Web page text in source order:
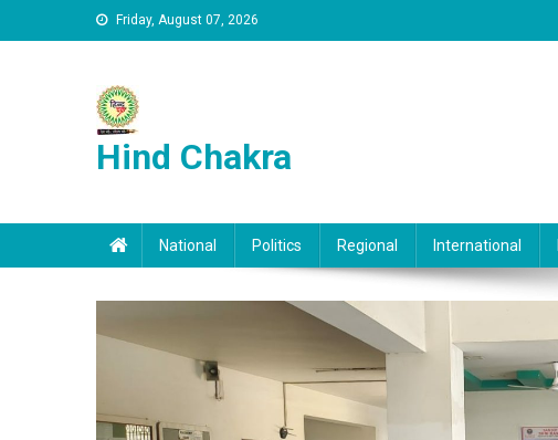
Skip to content Friday, August 07, 2026
Hind Chakra
National Politics Regional International